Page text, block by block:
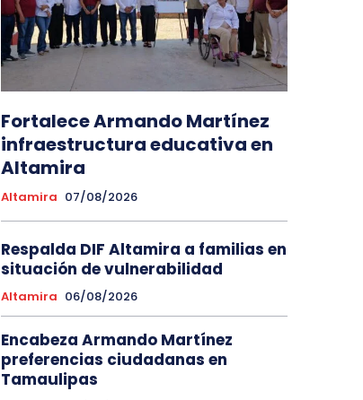
Fortalece Armando Martínez
infraestructura educativa en
Altamira
Altamira 07/08/2026
Respalda DIF Altamira a familias en
situación de vulnerabilidad
Altamira 06/08/2026
Encabeza Armando Martínez
preferencias ciudadanas en
Tamaulipas